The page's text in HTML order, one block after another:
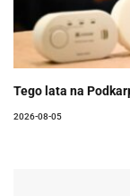
Tego lata na
2026-08-05